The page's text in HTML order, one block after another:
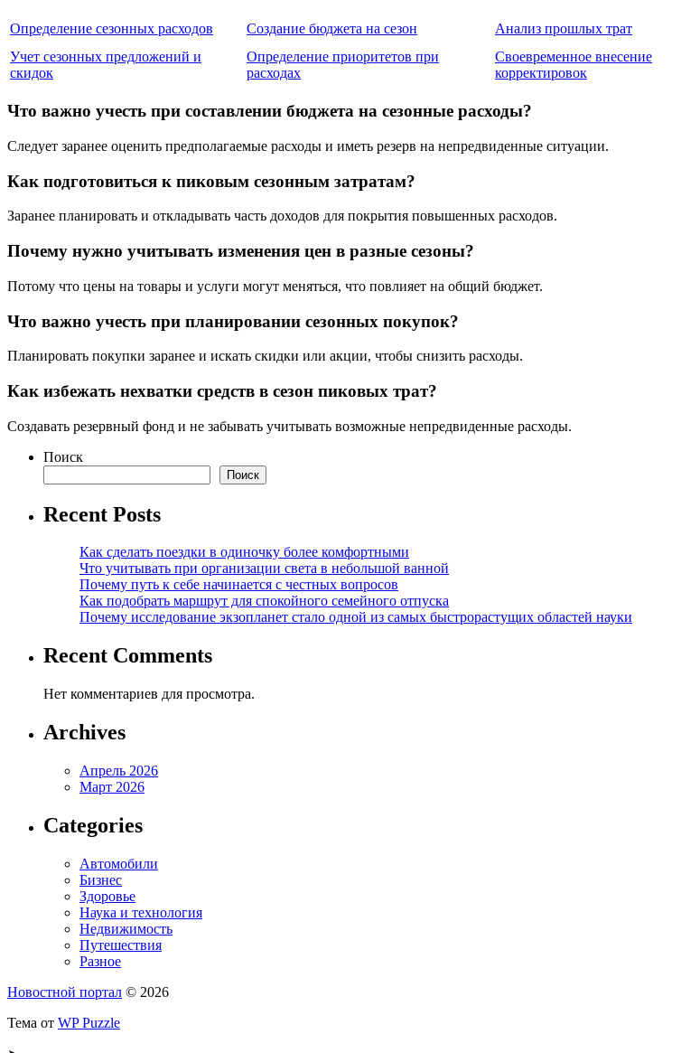
Определение сезонных расходов Создание бюджета на сезон Анализ прошлых трат
Учет сезонных предложений и
скидок
Определение приоритетов при
расходах
Своевременное внесение
корректировок
Что важно учесть при составлении бюджета на сезонные расходы?
Следует заранее оценить предполагаемые расходы и иметь резерв на непредвиденные ситуации.
Как подготовиться к пиковым сезонным затратам?
Заранее планировать и откладывать часть доходов для покрытия повышенных расходов.
Почему нужно учитывать изменения цен в разные сезоны?
Потому что цены на товары и услуги могут меняться, что повлияет на общий бюджет.
Что важно учесть при планировании сезонных покупок?
Планировать покупки заранее и искать скидки или акции, чтобы снизить расходы.
Как избежать нехватки средств в сезон пиковых трат?
Создавать резервный фонд и не забывать учитывать возможные непредвиденные расходы.
Поиск
Поиск
Recent Posts
Как сделать поездки в одиночку более комфортными
Что учитывать при организации света в небольшой ванной
Почему путь к себе начинается с честных вопросов
Как подобрать маршрут для спокойного семейного отпуска
Почему исследование экзопланет стало одной из самых быстрорастущих областей науки
Recent Comments
Нет комментариев для просмотра.
Archives
Апрель 2026
Март 2026
Categories
Автомобили
Бизнес
Здоровье
Наука и технология
Недвижимость
Путешествия
Разное
Новостной портал © 2026
Тема от WP Puzzle